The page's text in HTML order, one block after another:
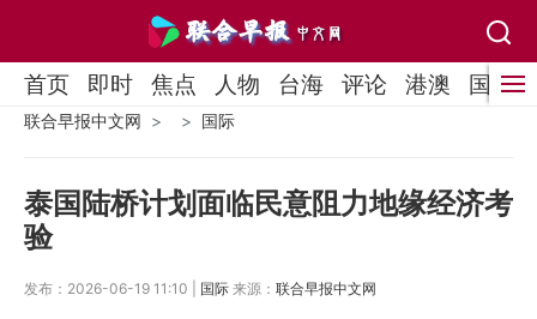
首页 即时 焦点 人物 台海 评论 港澳 国际
联合早报中文网 国际
泰国陆桥计划面临民意阻力地缘经济考
验
发布：2026-06-19 11:10 | 国际 来源： 联合早报中文网